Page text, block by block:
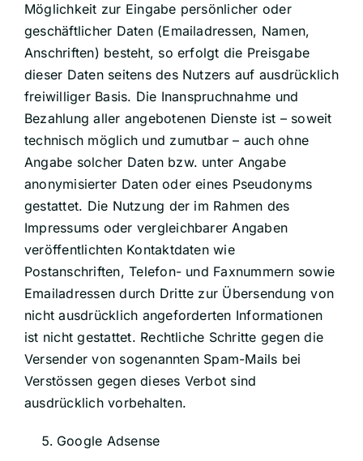
Möglichkeit zur Eingabe persönlicher oder
geschäftlicher Daten (Emailadressen, Namen,
Anschriften) besteht, so erfolgt die Preisgabe
dieser Daten seitens des Nutzers auf ausdrücklich
freiwilliger Basis. Die Inanspruchnahme und
Bezahlung aller angebotenen Dienste ist – soweit
technisch möglich und zumutbar – auch ohne
Angabe solcher Daten bzw. unter Angabe
anonymisierter Daten oder eines Pseudonyms
gestattet. Die Nutzung der im Rahmen des
Impressums oder vergleichbarer Angaben
veröffentlichten Kontaktdaten wie
Postanschriften, Telefon- und Faxnummern sowie
Emailadressen durch Dritte zur Übersendung von
nicht ausdrücklich angeforderten Informationen
ist nicht gestattet. Rechtliche Schritte gegen die
Versender von sogenannten Spam-Mails bei
Verstössen gegen dieses Verbot sind
ausdrücklich vorbehalten.
Google Adsense